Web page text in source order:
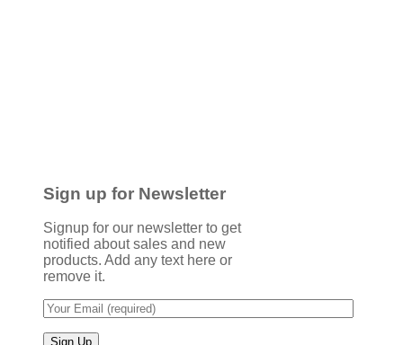
Sign up for Newsletter
Signup for our newsletter to get
notified about sales and new
products. Add any text here or
remove it.